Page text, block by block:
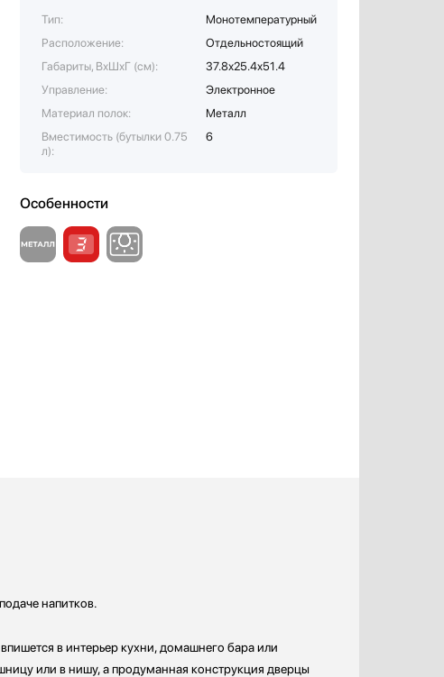
Тип:
Монотемпературный
Расположение:
Отдельностоящий
Габариты, ВхШхГ (см):
37.8х25.4х51.4
Управление:
Электронное
Материал полок:
Металл
Вместимость (бутылки 0.75
л):
6
Особенности
напитков.
в интерьер кухни, домашнего бара или
или в нишу, а продуманная конструкция дверцы